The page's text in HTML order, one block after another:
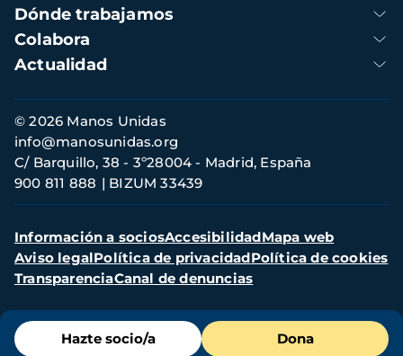
Menú
de
Hazte socio/a Dona
Dónde trabajamos
Colabora
Actualidad
Información
de
contacto
© 2026 Manos Unidas
C/ Barquillo, 38 - 3º28004 - Madrid, España
900 811 888
BIZUM 33439
info@manosunidas.org
Menú
secundario
Información a sociosAccesibilidadMapa web
Aviso legalPolítica de privacidadPolítica de cookies
TransparenciaCanal de denuncias